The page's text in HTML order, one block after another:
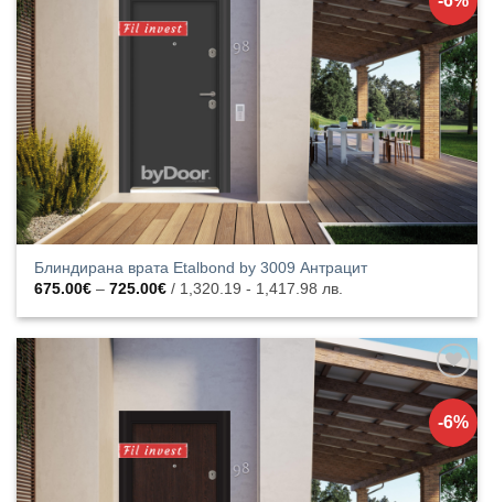
харесани
продукти
Блиндирана врата Etalbond by 3009 Антрацит
675.00€ – 725.00€Price
range:
675.00€
/ 1,320.19 - 1,417.98 лв.
-6%
Добавяне
към
списъка с
харесани
продукти